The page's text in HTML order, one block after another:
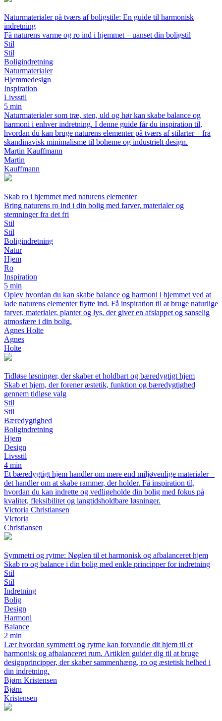
Naturmaterialer på tværs af boligstile: En guide til harmonisk
indretning
Få naturens varme og ro ind i hjemmet – uanset din boligstil
Stil
Stil
Boligindretning
Naturmaterialer
Hjemmedesign
Inspiration
Livsstil
5 min
Naturmaterialer som træ, sten, uld og hør kan skabe balance og
harmoni i enhver indretning. I denne guide får du inspiration til,
hvordan du kan bruge naturens elementer på tværs af stilarter – fra
skandinavisk minimalisme til boheme og industrielt design.
Martin Kauffmann
Martin
Kauffmann
Skab ro i hjemmet med naturens elementer
Bring naturens ro ind i din bolig med farver, materialer og
stemninger fra det fri
Stil
Stil
Boligindretning
Natur
Hjem
Ro
Inspiration
5 min
Oplev hvordan du kan skabe balance og harmoni i hjemmet ved at
lade naturens elementer flytte ind. Få inspiration til at bruge naturlige
farver, materialer, planter og lys, der giver en afslappet og sanselig
atmosfære i din bolig.
Agnes Holte
Agnes
Holte
Tidløse løsninger, der skaber et holdbart og bæredygtigt hjem
Skab et hjem, der forener æstetik, funktion og bæredygtighed
gennem tidløse valg
Stil
Stil
Bæredygtighed
Boligindretning
Hjem
Design
Livsstil
4 min
Et bæredygtigt hjem handler om mere end miljøvenlige materialer –
det handler om at skabe rammer, der holder. Få inspiration til,
hvordan du kan indrette og vedligeholde din bolig med fokus på
kvalitet, fleksibilitet og langtidsholdbare løsninger.
Victoria Christiansen
Victoria
Christiansen
Symmetri og rytme: Nøglen til et harmonisk og afbalanceret hjem
Skab ro og balance i din bolig med enkle principper for indretning
Stil
Stil
Indretning
Bolig
Design
Harmoni
Balance
2 min
Lær hvordan symmetri og rytme kan forvandle dit hjem til et
harmonisk og afbalanceret rum. Artiklen guider dig til at bruge
designprincipper, der skaber sammenhæng, ro og æstetisk helhed i
din indretning.
Bjørn Kristensen
Bjørn
Kristensen